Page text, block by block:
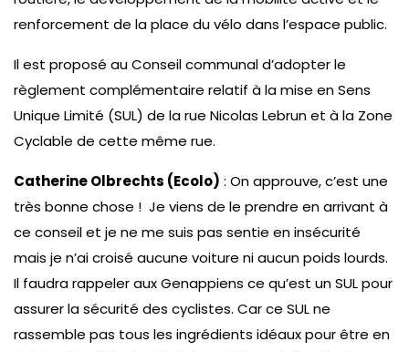
renforcement de la place du vélo dans l’espace public.
Il est proposé au Conseil communal d’adopter le
règlement complémentaire relatif à la mise en Sens
Unique Limité (SUL) de la rue Nicolas Lebrun et à la Zone
Cyclable de cette même rue.
Catherine Olbrechts (Ecolo) : On approuve, c’est une
très bonne chose ! Je viens de le prendre en arrivant à
ce conseil et je ne me suis pas sentie en insécurité
mais je n’ai croisé aucune voiture ni aucun poids lourds.
Il faudra rappeler aux Genappiens ce qu’est un SUL pour
assurer la sécurité des cyclistes. Car ce SUL ne
rassemble pas tous les ingrédients idéaux pour être en